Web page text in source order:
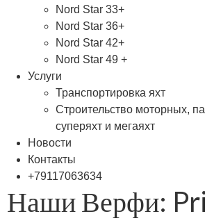
Nord Star 33+
Nord Star 36+
Nord Star 42+
Nord Star 49 +
Услуги
Транспортировка яхт
Строительство моторных,
суперяхт и мегаяхт
Новости
Контакты
+79117063634
Наши Верфи: